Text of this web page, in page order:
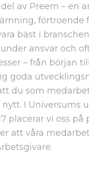
av Preem – en
förtroende
bäst i
ansvar och
– från början
goda
du som
I Universums
placerar vi oss
att våra